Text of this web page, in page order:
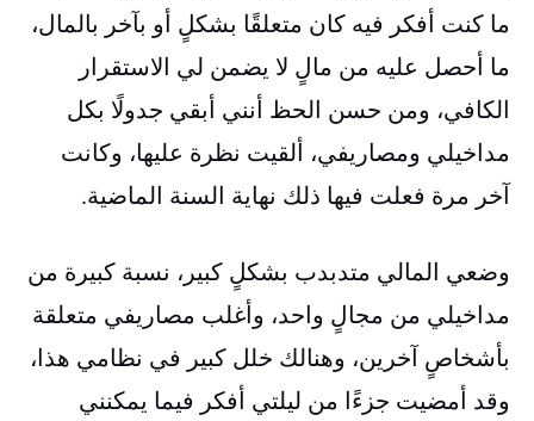
ما كنت أفكر فيه كان متعلقًا بشكلٍ أو بآخر بالمال،
ما أحصل عليه من مالٍ لا يضمن لي الاستقرار
الكافي، ومن حسن الحظ أنني أبقي جدولًا بكل
مداخيلي ومصاريفي، ألقيت نظرة عليها، وكانت
آخر مرة فعلت فيها ذلك نهاية السنة الماضية.
وضعي المالي متدبدب بشكلٍ كبير، نسبة كبيرة من
مداخيلي من مجالٍ واحد، وأغلب مصاريفي متعلقة
بأشخاصٍ آخرين، وهنالك خلل كبير في نظامي هذا،
وقد أمضيت جزءًا من ليلتي أفكر فيما يمكنني